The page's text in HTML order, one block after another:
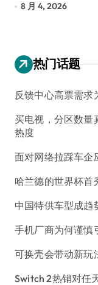
8 月 4, 2026
热门话题
反馈中心高票需求
买电视，分区数量
热度
面对网络拉踩车企
哈兰德的世界杯首
中国特供车型成趋
手机厂商为何谨慎
可换壳会带动新玩
Switch 2热销对任